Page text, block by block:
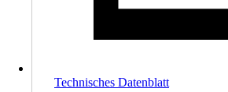
Technisches Datenblatt